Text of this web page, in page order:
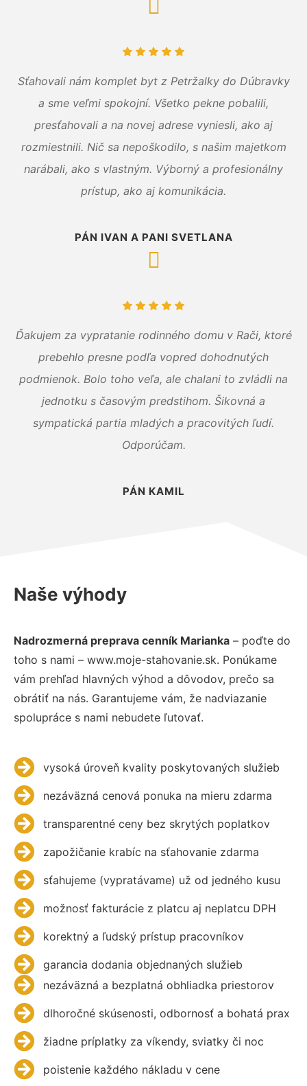
Sťahovali nám komplet byt z Petržalky do Dúbravky
a sme veľmi spokojní. Všetko pekne pobalili,
presťahovali a na novej adrese vyniesli, ako aj
rozmiestnili. Nič sa nepoškodilo, s našim majetkom
narábali, ako s vlastným. Výborný a profesionálny
prístup, ako aj komunikácia.
PÁN IVAN A PANI SVETLANA
Ďakujem za vypratanie rodinného domu v Rači, ktoré
prebehlo presne podľa vopred dohodnutých
podmienok. Bolo toho veľa, ale chalani to zvládli na
jednotku s časovým predstihom. Šikovná a
sympatická partia mladých a pracovitých ľudí.
Odporúčam.
PÁN KAMIL
Naše výhody
Nadrozmerná preprava cenník Marianka – poďte do
toho s nami – www.moje-stahovanie.sk. Ponúkame
vám prehľad hlavných výhod a dôvodov, prečo sa
obrátiť na nás. Garantujeme vám, že nadviazanie
spolupráce s nami nebudete ľutovať.
vysoká úroveň kvality poskytovaných služieb
nezáväzná cenová ponuka na mieru zdarma
transparentné ceny bez skrytých poplatkov
zapožičanie krabíc na sťahovanie zdarma
sťahujeme (vypratávame) už od jedného kusu
možnosť fakturácie z platcu aj neplatcu DPH
korektný a ľudský prístup pracovníkov
garancia dodania objednaných služieb
nezáväzná a bezplatná obhliadka priestorov
dlhoročné skúsenosti, odbornosť a bohatá prax
žiadne príplatky za víkendy, sviatky či noc
poistenie každého nákladu v cene